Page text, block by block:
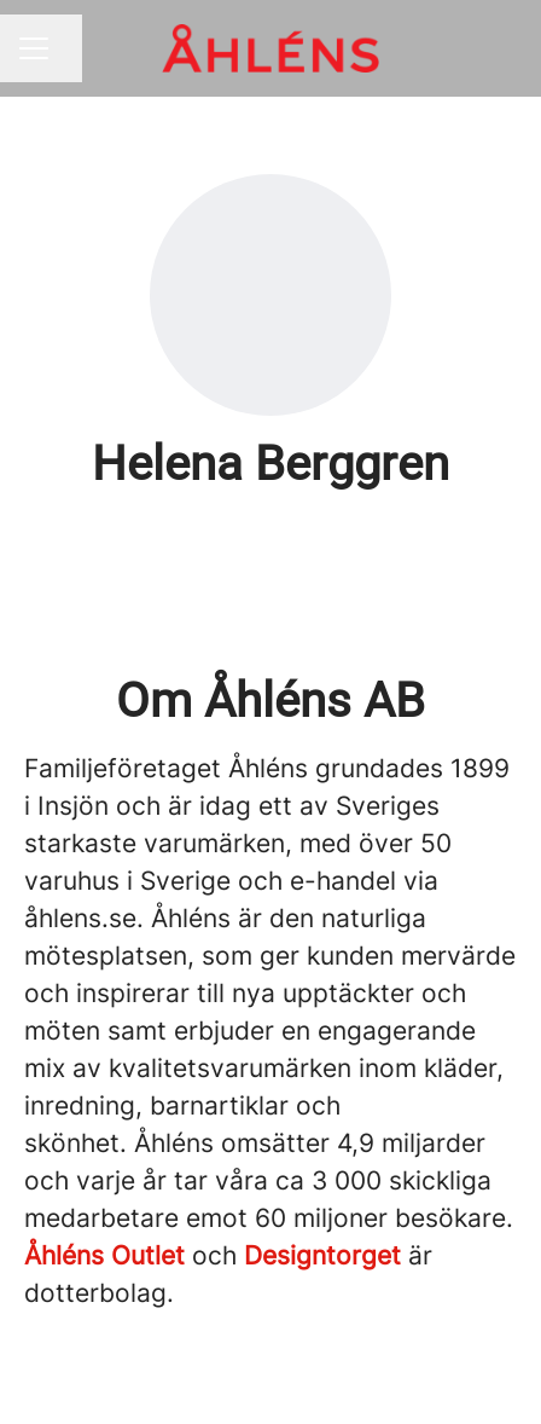
Helena Berggren
Om Åhléns AB
Familjeföretaget Åhléns grundades 1899
i Insjön och är idag ett av Sveriges
starkaste varumärken, med över 50
varuhus i Sverige och e-handel via
åhlens.se. Åhléns är den naturliga
mötesplatsen, som ger kunden mervärde
och inspirerar till nya upptäckter och
möten samt erbjuder en engagerande
mix av kvalitetsvarumärken inom kläder,
inredning, barnartiklar och
skönhet. Åhléns omsätter 4,9 miljarder
och varje år tar våra ca 3 000 skickliga
medarbetare emot 60 miljoner besökare.
Åhléns Outlet och Designtorget är
dotterbolag.